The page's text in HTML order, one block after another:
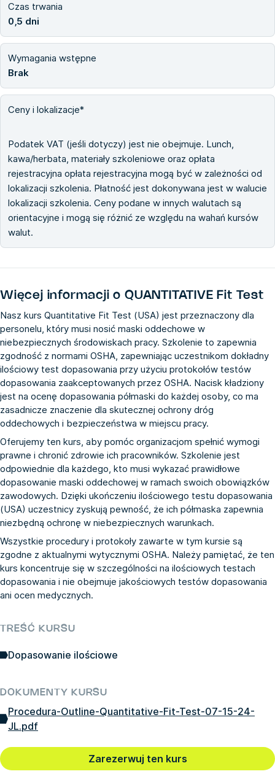
Czas trwania
0,5 dni
Wymagania wstępne
Brak
Ceny i lokalizacje*
Podatek VAT (jeśli dotyczy) jest nie obejmuje. Lunch,
kawa/herbata, materiały szkoleniowe oraz opłata
rejestracyjna opłata rejestracyjna mogą być w zależności od
lokalizacji szkolenia. Płatność jest dokonywana jest w walucie
lokalizacji szkolenia. Ceny podane w innych walutach są
orientacyjne i mogą się różnić ze względu na wahań kursów
walut.
Więcej informacji oQUANTITATIVE Fit Test
Nasz kurs Quantitative Fit Test (USA) jest przeznaczony dla
personelu, który musi nosić maski oddechowe w
niebezpiecznych środowiskach pracy. Szkolenie to zapewnia
zgodność z normami OSHA, zapewniając uczestnikom dokładny
ilościowy test dopasowania przy użyciu protokołów testów
dopasowania zaakceptowanych przez OSHA. Nacisk kładziony
jest na ocenę dopasowania półmaski do każdej osoby, co ma
zasadnicze znaczenie dla skutecznej ochrony dróg
oddechowych i bezpieczeństwa w miejscu pracy.
Oferujemy ten kurs, aby pomóc organizacjom spełnić wymogi
prawne i chronić zdrowie ich pracowników. Szkolenie jest
odpowiednie dla każdego, kto musi wykazać prawidłowe
dopasowanie maski oddechowej w ramach swoich obowiązków
zawodowych. Dzięki ukończeniu ilościowego testu dopasowania
(USA) uczestnicy zyskują pewność, że ich półmaska zapewnia
niezbędną ochronę w niebezpiecznych warunkach.
Wszystkie procedury i protokoły zawarte w tym kursie są
zgodne z aktualnymi wytycznymi OSHA. Należy pamiętać, że ten
kurs koncentruje się w szczególności na ilościowych testach
dopasowania i nie obejmuje jakościowych testów dopasowania
ani ocen medycznych.
TREŚĆ KURSU
Dopasowanie ilościowe
DOKUMENTY KURSU
Procedura-Outline-Quantitative-Fit-Test-07-15-24-
JL.pdf
Zarezerwuj ten kurs